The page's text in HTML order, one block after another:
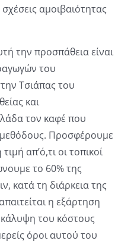
αμοιβαιότητας
την προσπάθεια είναι
του
Τσιάπας του
και
τον καφέ που
Προσφέρουμε
απ’ό,τι οι τοπικοί
το 60% της
κατά τη διάρκεια της
η εξάρτηση
του κόστους
όροι αυτού του